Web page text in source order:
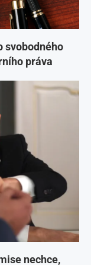
svobodného
práva
nechce,